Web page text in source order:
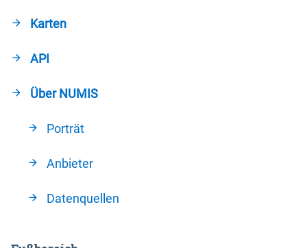
Karten
API
Über NUMIS
Porträt
Anbieter
Datenquellen